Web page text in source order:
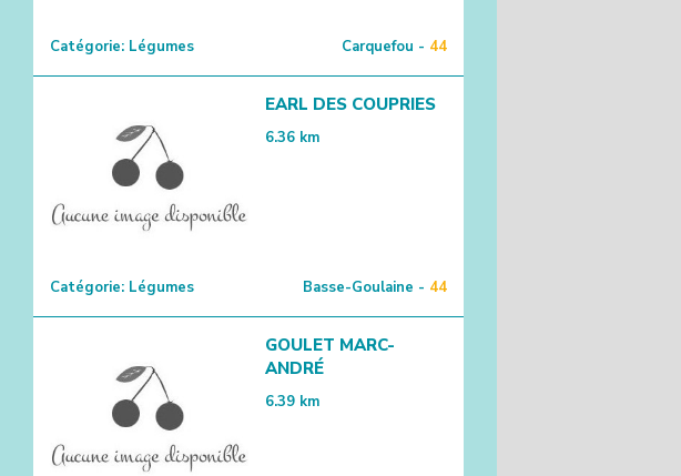
Catégorie: Légumes Carquefou - 44
EARL DES COUPRIES
6.36 km
Catégorie: Légumes Basse-Goulaine - 44
GOULET MARC-
ANDRÉ
6.39 km